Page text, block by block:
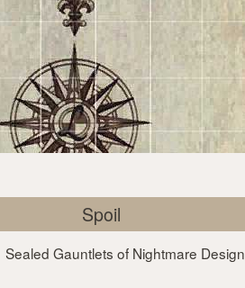
Spoil
Sealed Gauntlets of Nightmare Design